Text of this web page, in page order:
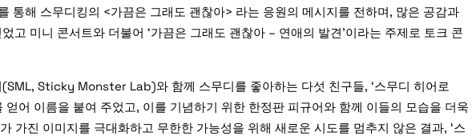
통해 스무디킹의 <가끔은 그래도 괜찮아> 라는 응원의 메시지를 전하며, 많은 공감과
미니 콘서트와 더불어 ‘가끔은 그래도 괜찮아 – 연애의 발견’이라는 주제로 토크 콘
Sticky Monster Lab)와 함께 스무디를 좋아하는 다섯 친구들, ‘스무디 히어로
어 이름을 붙여 주었고, 이를 기념하기 위한 한정판 피규어와 함께 이들의 모습을 더욱
진 이미지를 극대화하고 무한한 가능성을 위해 새로운 시도를 멈추지 않은 결과, ‘스